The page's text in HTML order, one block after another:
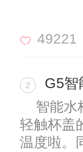
49221
2 G5智
智能水
轻触杯盖
温度啦。